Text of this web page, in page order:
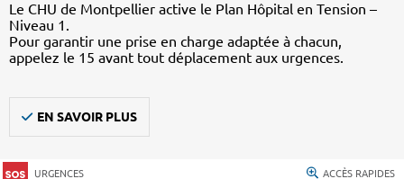
Le CHU de Montpellier active le Plan Hôpital en Tension –
Niveau 1.
Pour garantir une prise en charge adaptée à chacun,
appelez le 15 avant tout déplacement aux urgences.
EN SAVOIR PLUS
URGENCES ACCÈS RAPIDES